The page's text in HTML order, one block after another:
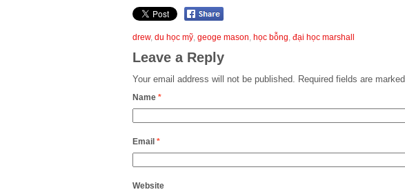
drew, du học mỹ, geoge mason, học bỗng, đại học marshall
Leave a Reply
Your email address will not be published. Required fields are marked
Name *
Email *
Website